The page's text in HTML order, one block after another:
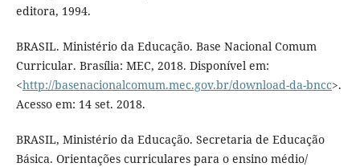
editora, 1994.
BRASIL. Ministério da Educação. Base Nacional Comum
Curricular. Brasília: MEC, 2018. Disponível em:
<http://basenacionalcomum.mec.gov.br/download-da-bncc>.
Acesso em: 14 set. 2018.
BRASIL, Ministério da Educação. Secretaria de Educação
Básica. Orientações curriculares para o ensino médio/